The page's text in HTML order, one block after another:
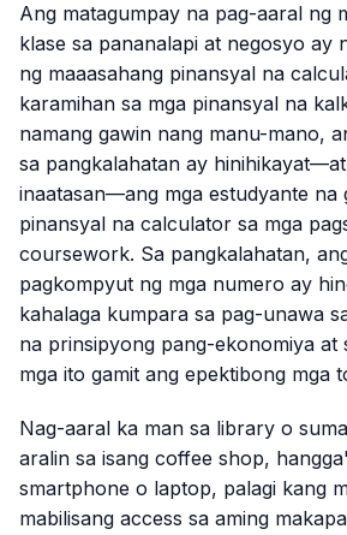
Ang matagumpay na pag-aaral ng
klase sa pananalapi at negosyo ay
ng maaasahang pinansyal na
karamihan sa mga pinansyal na
namang gawin nang manu-mano,
sa pangkalahatan ay
inaatasan—ang mga estudyante na
pinansyal na calculator sa mga
coursework. Sa pangkalahatan,
pagkompyut ng mga numero ay
kahalaga kumpara sa pag-unawa
na prinsipyong pang-ekonomiya at
mga ito gamit ang epektibong mga
Nag-aaral ka man sa library o
aralin sa isang coffee shop,
smartphone o laptop, palagi kang
mabilisang access sa aming